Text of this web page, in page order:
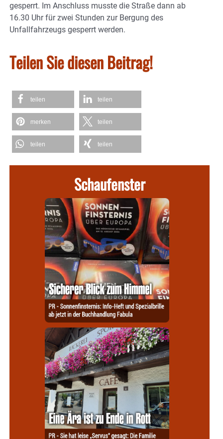
gesperrt. Im Anschluss musste die Straße dann ab
16.30 Uhr für zwei Stunden zur Bergung des
Unfallfahrzeugs gesperrt werden.
Teilen Sie diesen Beitrag!
teilen teilen
merken teilen
teilen teilen
Schaufenster